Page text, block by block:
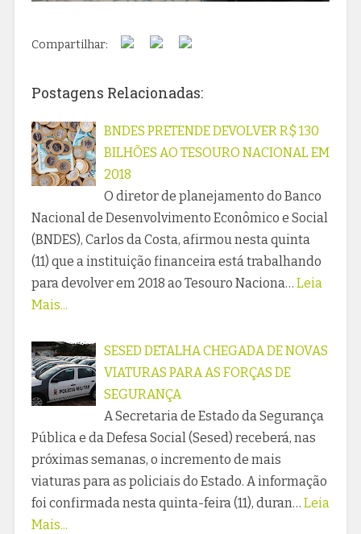
Compartilhar:
Postagens Relacionadas:
BNDES PRETENDE DEVOLVER R$ 130
BILHÕES AO TESOURO NACIONAL EM
2018
O diretor de planejamento do Banco
Nacional de Desenvolvimento Econômico e Social
(BNDES), Carlos da Costa, afirmou nesta quinta
(11) que a instituição financeira está trabalhando
para devolver em 2018 ao Tesouro Naciona… Leia
Mais...
SESED DETALHA CHEGADA DE NOVAS
VIATURAS PARA AS FORÇAS DE
SEGURANÇA
A Secretaria de Estado da Segurança
Pública e da Defesa Social (Sesed) receberá, nas
próximas semanas, o incremento de mais
viaturas para as policiais do Estado. A informação
foi confirmada nesta quinta-feira (11), duran… Leia
Mais...